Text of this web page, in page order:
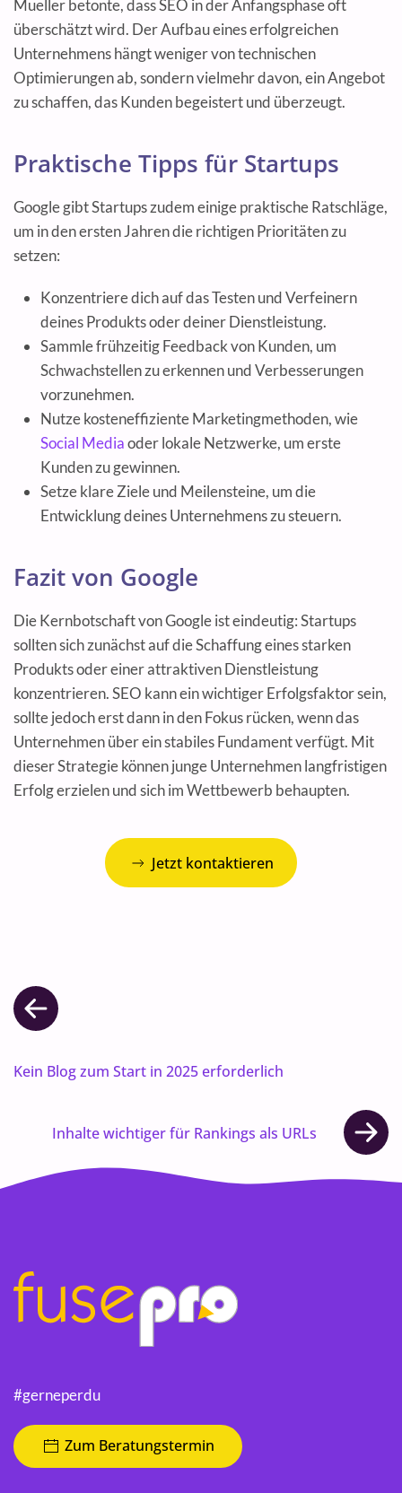
Mueller betonte, dass SEO in der Anfangsphase oft
überschätzt wird. Der Aufbau eines erfolgreichen
Unternehmens hängt weniger von technischen
Optimierungen ab, sondern vielmehr davon, ein Angebot
zu schaffen, das Kunden begeistert und überzeugt.
Praktische Tipps für Startups
Google gibt Startups zudem einige praktische Ratschläge,
um in den ersten Jahren die richtigen Prioritäten zu
setzen:
Konzentriere dich auf das Testen und Verfeinern
deines Produkts oder deiner Dienstleistung.
Sammle frühzeitig Feedback von Kunden, um
Schwachstellen zu erkennen und Verbesserungen
vorzunehmen.
Nutze kosteneffiziente Marketingmethoden, wie
Social Mediaoder lokale Netzwerke, um erste
Kunden zu gewinnen.
Setze klare Ziele und Meilensteine, um die
Entwicklung deines Unternehmens zu steuern.
Fazit von Google
Die Kernbotschaft von Google ist eindeutig: Startups
sollten sich zunächst auf die Schaffung eines starken
Produkts oder einer attraktiven Dienstleistung
konzentrieren. SEO kann ein wichtiger Erfolgsfaktor sein,
sollte jedoch erst dann in den Fokus rücken, wenn das
Unternehmen über ein stabiles Fundament verfügt. Mit
dieser Strategie können junge Unternehmen langfristigen
Erfolg erzielen und sich im Wettbewerb behaupten.
Jetzt kontaktieren
Kein Blog zum Start in 2025 erforderlich
Inhalte wichtiger für Rankings als URLs
#gerneperdu
Zum Beratungstermin